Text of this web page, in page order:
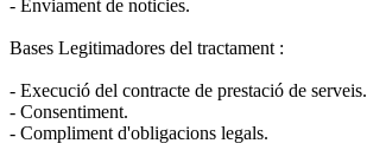
- Enviament de noticies.
Bases Legitimadores del tractament :
- Execució del contracte de prestació de serveis.
- Consentiment.
- Compliment d'obligacions legals.